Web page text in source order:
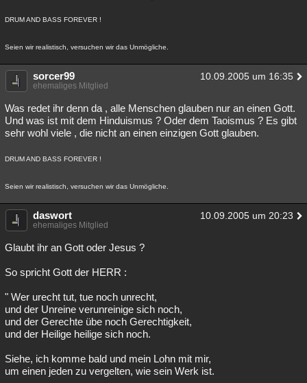
DRUM AND BASS FOREVER !
Seien wir realistisch, versuchen wir das Unmögliche.
sorcer99 10.09.2005 um 16:35
ehemaliges Mitglied
Was redet ihr denn da , alle Menschen glauben nur an einen Gott.
Und was ist mit dem Hinduismus ? Oder dem Taoismus ? Es gibt
sehr wohl viele , die nicht an einen einzigen Gott glauben.
DRUM AND BASS FOREVER !
Seien wir realistisch, versuchen wir das Unmögliche.
daswort 10.09.2005 um 20:23
ehemaliges Mitglied
Glaubt ihr an Gott oder Jesus ?
So spricht Gott der HERR :
" Wer urecht tut, tue noch unrecht,
und der Unreine verunreinige sich noch,
und der Gerechte übe noch Gerechtigkeit,
und der Heilige heilige sich noch.
Siehe, ich komme bald und mein Lohn mit mir,
um einen jeden zu vergelten, wie sein Werk ist.